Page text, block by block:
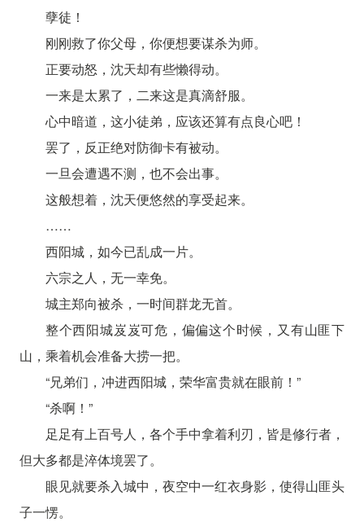
孽徒！
刚刚救了你父母，你便想要谋杀为师。
正要动怒，沈天却有些懒得动。
一来是太累了，二来这是真滴舒服。
心中暗道，这小徒弟，应该还算有点良心吧！
罢了，反正绝对防御卡有被动。
一旦会遭遇不测，也不会出事。
这般想着，沈天便悠然的享受起来。
……
西阳城，如今已乱成一片。
六宗之人，无一幸免。
城主郑向被杀，一时间群龙无首。
整个西阳城岌岌可危，偏偏这个时候，又有山匪下
山，乘着机会准备大捞一把。
“兄弟们，冲进西阳城，荣华富贵就在眼前！”
“杀啊！”
足足有上百号人，各个手中拿着利刃，皆是修行者，
但大多都是淬体境罢了。
眼见就要杀入城中，夜空中一红衣身影，使得山匪头
子一愣。